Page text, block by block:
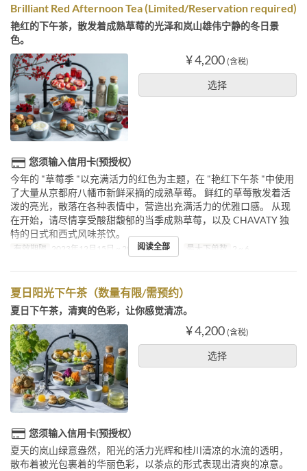
Brilliant Red Afternoon Tea (Limited/Reservation required)
艳红的下午茶，散发着成熟草莓的光泽和岚山雄伟宁静的冬日景
色。
¥ 4,200 (含税)
选择
您须输入信用卡(预授权）
今年的 "草莓季 "以充满活力的红色为主题，在 "艳红下午茶 "中使用
了大量从京都府八幡市新鲜采摘的成熟草莓。 鲜红的草莓散发着活
泼的亮光，散落在各种表情中，营造出充满活力的优雅口感。 从现
在开始，请尽情享受酸甜馥郁的当季成熟草莓，以及 CHAVATY 独
特的日式和西式风味茶饮。
有效期限 2023年12月15日 ~ 2024年3月21日 最大下单数 2 ~ 6
阅读全部
夏日阳光下午茶（数量有限/需预约）
夏日下午茶，清爽的色彩，让你感觉清凉。
¥ 4,200 (含税)
选择
您须输入信用卡(预授权）
夏天的岚山绿意盎然，阳光的活力光辉和桂川清凉的水流的透明，
散布着被光包裹着的华丽色彩，以茶点的形式表现出清爽的凉意。